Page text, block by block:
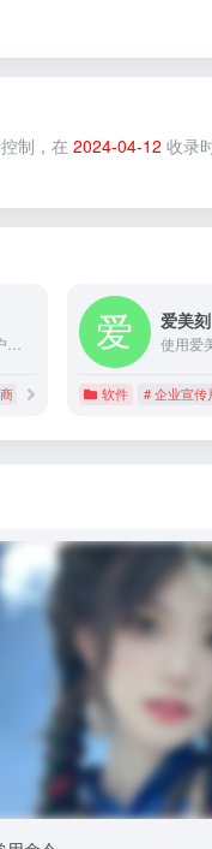
制，在 2024-04-12 收录
爱美刻
软件 # 企业宣传